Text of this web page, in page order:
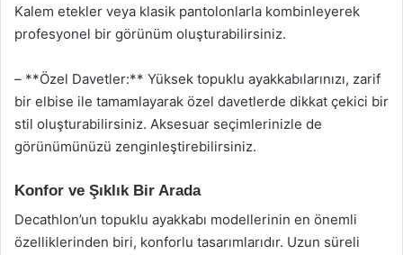
Kalem etekler veya klasik pantolonlarla kombinleyerek
profesyonel bir görünüm oluşturabilirsiniz.
– **Özel Davetler:** Yüksek topuklu ayakkabılarınızı, zarif
bir elbise ile tamamlayarak özel davetlerde dikkat çekici bir
stil oluşturabilirsiniz. Aksesuar seçimlerinizle de
görünümünüzü zenginleştirebilirsiniz.
Konfor ve Şıklık Bir Arada
Decathlon’un topuklu ayakkabı modellerinin en önemli
özelliklerinden biri, konforlu tasarımlarıdır. Uzun süreli